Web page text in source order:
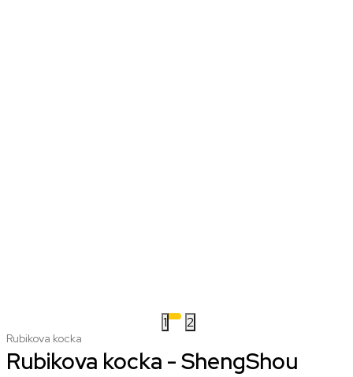
1 2
Rubikova kocka
Rubikova kocka - ShengShou